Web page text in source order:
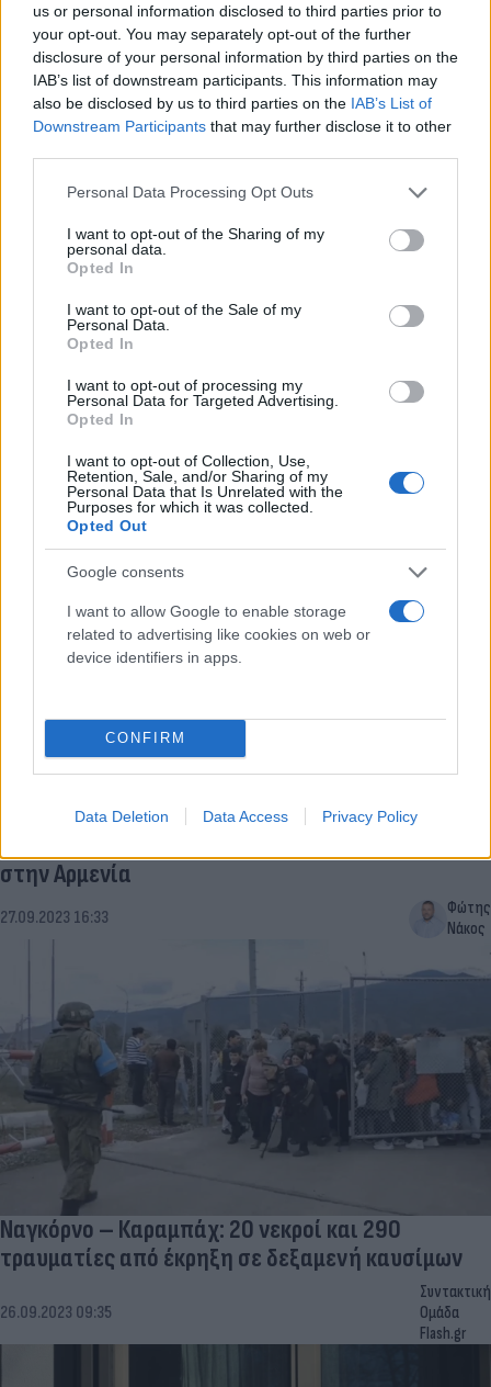
us or personal information disclosed to third parties prior to
your opt-out. You may separately opt-out of the further
disclosure of your personal information by third parties on the
IAB’s list of downstream participants. This information may
also be disclosed by us to third parties on the IAB’s List of
Downstream Participants that may further disclose it to other
Please note that this website/app uses one or more Google
not limited to your visit or usage behaviour. You may click to
grant or deny consent to Google and its third-party tags to
use your data for below specified purposes in below Google
consent section.
Personal Data Processing Opt Outs
I want to opt-out of the Sharing of my
personal data.
Opted In
I want to opt-out of the Sale of my
Personal Data.
Opted In
I want to opt-out of processing my
Personal Data for Targeted Advertising.
Opted In
I want to opt-out of Collection, Use,
Retention, Sale, and/or Sharing of my
Personal Data that Is Unrelated with the
Purposes for which it was collected.
Opted Out
Google consents
I want to allow Google to enable storage
related to advertising like cookies on web or
device identifiers in apps.
CONFIRM
Data Deletion Data Access Privacy Policy
Ναγκόρνο Καραμπαχ: Ανακοίνωσε την
αυτοδιάλυση του – προσχωρεί στο
Αζερμπαϊτζαν
28.09.2023 13:22
Νάκος
Ναγκόρνο Καραμπάχ: Περισσότεροι από τους
μισούς Αρμένιους έχουν καταφύγει στην Αρμενία
28.09.2023 10:02
Ναγκόρνο Καραμπάχ: Ο τραγικός απολογισμός
στην Αρμενία
27.09.2023 16:33
Φώτης
Νάκος
Ναγκόρνο – Καραμπάχ: 20 νεκροί και 290
τραυματίες από έκρηξη σε δεξαμενή καυσίμων
26.09.2023 09:35
Συντακτική
Ομάδα
Flash.gr